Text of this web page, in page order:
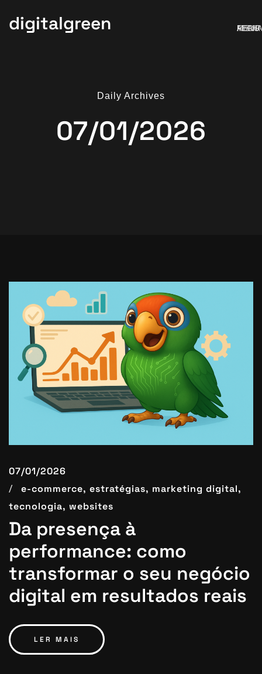
digitalgreen MENU
ABRIR
Daily Archives
07/01/2026
07/01/2026
e-commerce, estratégias, marketing digital,
tecnologia, websites
Da presença à
performance: como
transformar o seu negócio
digital em resultados reais
LER MAIS